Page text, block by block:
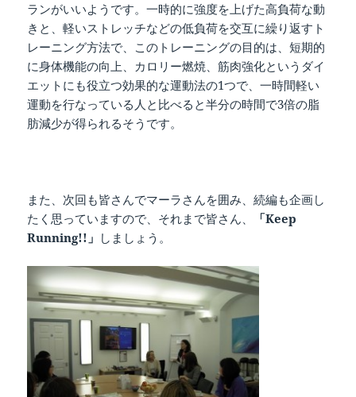
ランがいいようです。一時的に強度を上げた高負荷な動
きと、軽いストレッチなどの低負荷を交互に繰り返すト
レーニング方法で、このトレーニングの目的は、短期的
に身体機能の向上、カロリー燃焼、筋肉強化というダイ
エットにも役立つ効果的な運動法の1つで、一時間軽い
運動を行なっている人と比べると半分の時間で3倍の脂
肪減少が得られるそうです。
また、次回も皆さんでマーラさんを囲み、続編も企画し
たく思っていますので、それまで皆さん、
「Keep
Running!!」 しましょう。